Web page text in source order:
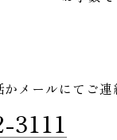
かメールにてご連
3111